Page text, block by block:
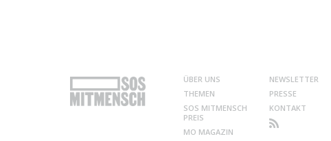
ÜBER UNS
THEMEN
SOS MITMENSCH
PREIS
MO MAGAZIN
NEWSLETTER
PRESSE
KONTAKT